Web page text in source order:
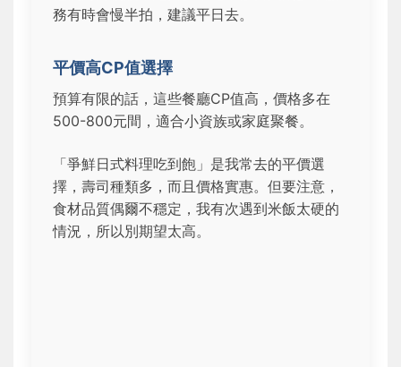
務有時會慢半拍，建議平日去。
平價高CP值選擇
預算有限的話，這些餐廳CP值高，價格多在
500-800元間，適合小資族或家庭聚餐。
「爭鮮日式料理吃到飽」是我常去的平價選
擇，壽司種類多，而且價格實惠。但要注意，
食材品質偶爾不穩定，我有次遇到米飯太硬的
情況，所以別期望太高。